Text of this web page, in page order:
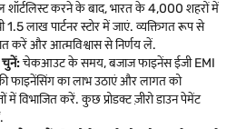
शॉर्टलिस्ट करने के बाद, भारत के 4,000 शहरों में
लाख पार्टनर स्टोर में जाएं. व्यक्तिगत रूप से
करें और आत्मविश्वास से निर्णय लें.
चुनें:चेकआउट के समय, बजाज फाइनेंस ईजी EMI
फाइनेंसिंग का लाभ उठाएं और लागत को
में विभाजित करें. कुछ प्रोडक्ट ज़ीरो डाउन पेमेंट